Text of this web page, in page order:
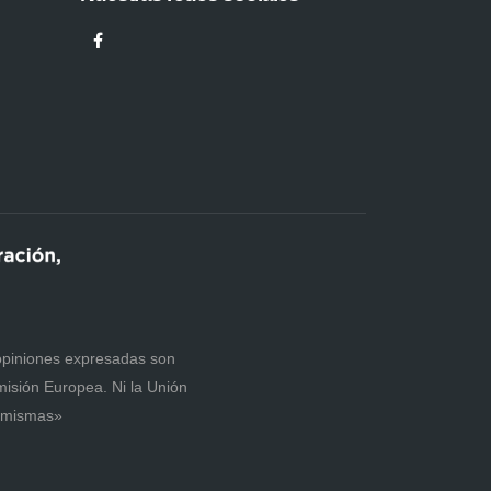
expresadas son
Europea. Ni la Unión